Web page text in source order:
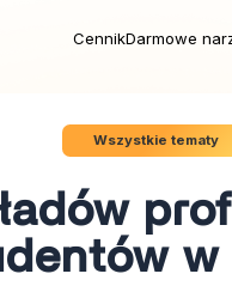
CennikDarmowe
Wszystkie tematy
w